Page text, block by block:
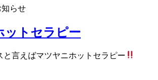
知らせ
ットセラピー
と言えばマツヤニホットセラピー